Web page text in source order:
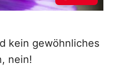
kein gewöhnliches
nein!